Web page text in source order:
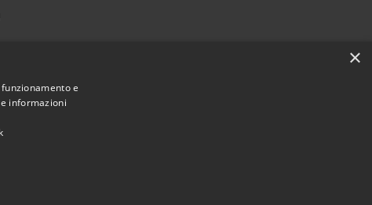
di Cerro al Lambro • Powered by
×
e
informazioni